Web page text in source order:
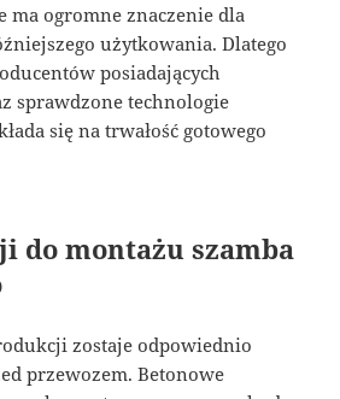
ma ogromne znaczenie dla
użytkowania. Dlatego
posiadających
sprawdzone technologie
się na trwałość gotowego
do montażu szamba
zostaje odpowiednio
przewozem. Betonowe